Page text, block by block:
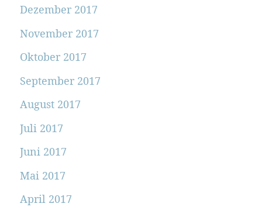
Dezember 2017
November 2017
Oktober 2017
September 2017
August 2017
Juli 2017
Juni 2017
Mai 2017
April 2017